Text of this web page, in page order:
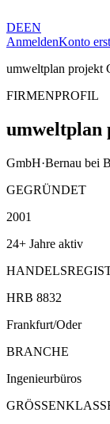
DEEN
AnmeldenKonto
umweltplan projekt
FIRMENPROFIL
umweltplan
GmbH·Bernau bei
GEGRÜNDET
2001
24+ Jahre aktiv
HRB 8832
Frankfurt/Oder
BRANCHE
Ingenieurbüros